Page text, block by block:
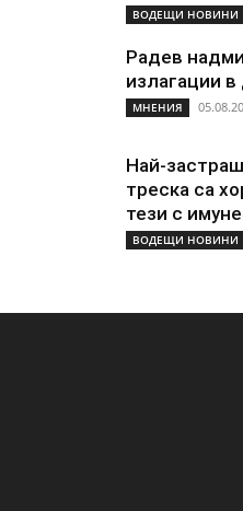
ВОДЕЩИ НОВИНИ
Радев
излагации
МНЕНИЯ
Най-
треска са
тези с
ВОДЕЩИ НОВИНИ